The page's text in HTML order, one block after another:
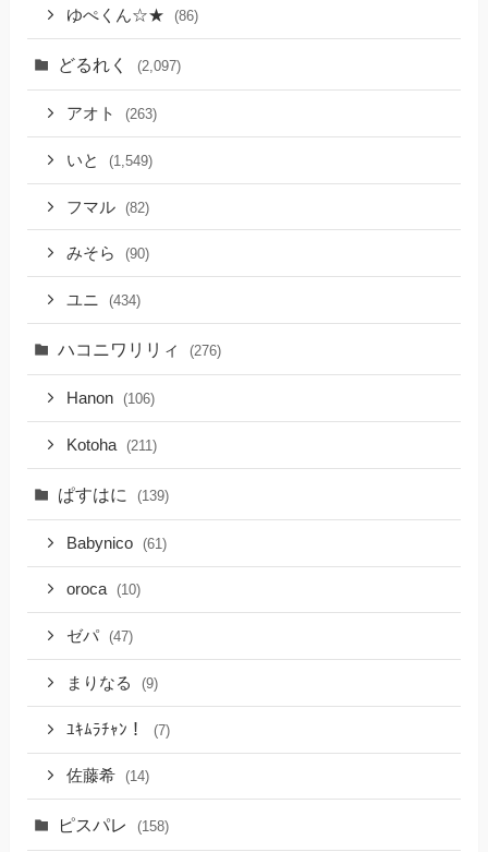
ゆぺくん☆★ (86)
どるれく (2,097)
アオト (263)
いと (1,549)
フマル (82)
みそら (90)
ユニ (434)
ハコニワリリィ (276)
Hanon (106)
Kotoha (211)
ぱすはに (139)
Babynico (61)
oroca (10)
ゼパ (47)
まりなる (9)
ﾕｷﾑﾗﾁｬﾝ！ (7)
佐藤希 (14)
ピスパレ (158)